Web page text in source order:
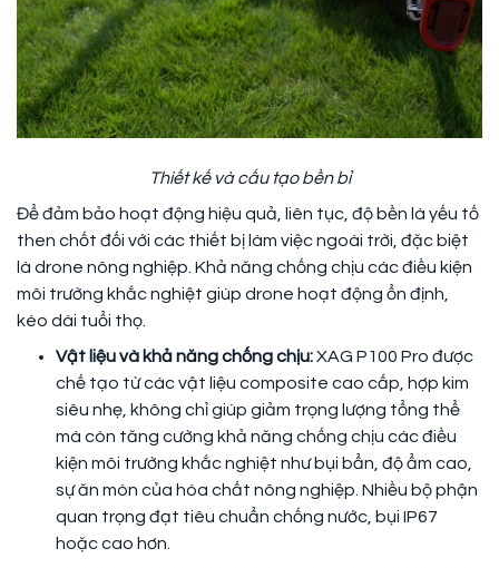
Thiết kế và cấu tạo bền bỉ
Để đảm bảo hoạt động hiệu quả, liên tục, độ bền là yếu tố
then chốt đối với các thiết bị làm việc ngoài trời, đặc biệt
là drone nông nghiệp. Khả năng chống chịu các điều kiện
môi trường khắc nghiệt giúp drone hoạt động ổn định,
kéo dài tuổi thọ.
Vật liệu và khả năng chống chịu:XAG P100 Pro được
chế tạo từ các vật liệu composite cao cấp, hợp kim
siêu nhẹ, không chỉ giúp giảm trọng lượng tổng thể
mà còn tăng cường khả năng chống chịu các điều
kiện môi trường khắc nghiệt như bụi bẩn, độ ẩm cao,
sự ăn mòn của hóa chất nông nghiệp. Nhiều bộ phận
quan trọng đạt tiêu chuẩn chống nước, bụi IP67
hoặc cao hơn.